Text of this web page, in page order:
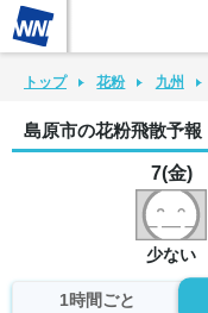
花粉カレンダー 花粉図鑑
トップ 花粉 九州
島原市の花粉飛散予報
7(金)
少ない
1時間ごと